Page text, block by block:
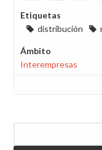
Etiquetas
distribución
Ámbito
Interempresas